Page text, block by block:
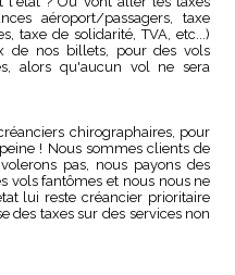
aéroport/passagers, taxe
taxe de solidarité, TVA, etc...)
de nos billets, pour des vols
alors qu'aucun vol ne sera
chirographaires, pour
! Nous sommes clients de
pas, nous payons des
vols fantômes et nous nous ne
lui reste créancier prioritaire
des taxes sur des services non